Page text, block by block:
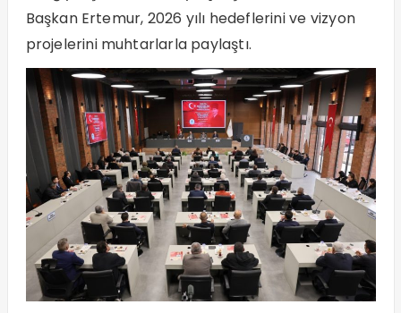
Başkan Ertemur, 2026 yılı hedeflerini ve vizyon
projelerini muhtarlarla paylaştı.